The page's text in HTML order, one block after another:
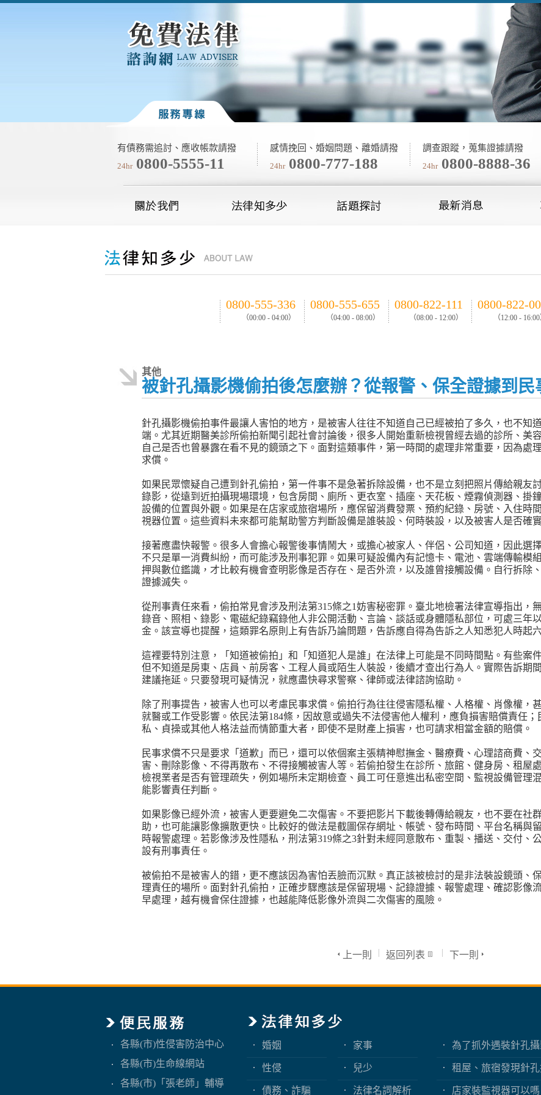
有債務需追討、應收帳款請撥
24hr 0800-5555-11
感情挽回、婚姻問題、離婚請撥
24hr 0800-777-188
調查跟蹤，蒐集證據請撥
24hr 0800-8888-36
0800-555-336
（00:00 - 04:00）
0800-555-655
（04:00 - 08:00）
0800-822-111
（08:00 - 12:00）
0800-822-
（12:00 - 16:00
其他
被針孔攝影機偷拍後怎麼辦？從報警、保全證據到民
針孔攝影機偷拍事件最讓人害怕的地方，是被害人往往不知道自己已經被拍了多久，也不知
端。尤其近期醫美診所偷拍新聞引起社會討論後，很多人開始重新檢視曾經去過的診所、美
自己是否也曾暴露在看不見的鏡頭之下。面對這類事件，第一時間的處理非常重要，因為處
求償。
如果民眾懷疑自己遭到針孔偷拍，第一件事不是急著拆除設備，也不是立刻把照片傳給親友
錄影，從遠到近拍攝現場環境，包含房間、廁所、更衣室、插座、天花板、煙霧偵測器、掛
設備的位置與外觀。如果是在店家或旅宿場所，應保留消費發票、預約紀錄、房號、入住時
視器位置。這些資料未來都可能幫助警方判斷設備是誰裝設、何時裝設，以及被害人是否確
接著應盡快報警。很多人會擔心報警後事情鬧大，或擔心被家人、伴侶、公司知道，因此選
不只是單一消費糾紛，而可能涉及刑事犯罪。如果可疑設備內有記憶卡、電池、雲端傳輸模
押與數位鑑識，才比較有機會查明影像是否存在、是否外流，以及誰曾接觸設備。自行拆除
證據滅失。
從刑事責任來看，偷拍常見會涉及刑法第315條之1妨害秘密罪。臺北地檢署法律宣導指出，
錄音、照相、錄影、電磁紀錄竊錄他人非公開活動、言論、談話或身體隱私部位，可處三年
金。該宣導也提醒，這類罪名原則上有告訴乃論問題，告訴應自得為告訴之人知悉犯人時起
這裡要特別注意，「知道被偷拍」和「知道犯人是誰」在法律上可能是不同時間點。有些案
但不知道是房東、店員、前房客、工程人員或陌生人裝設，後續才查出行為人。實際告訴期
建議拖延。只要發現可疑情況，就應盡快尋求警察、律師或法律諮詢協助。
除了刑事提告，被害人也可以考慮民事求償。偷拍行為往往侵害隱私權、人格權、肖像權，
就醫或工作受影響。依民法第184條，因故意或過失不法侵害他人權利，應負損害賠償責任
私、貞操或其他人格法益而情節重大者，即使不是財產上損害，也可請求相當金額的賠償。
民事求償不只是要求「道歉」而已，還可以依個案主張精神慰撫金、醫療費、心理諮商費、
害、刪除影像、不得再散布、不得接觸被害人等。若偷拍發生在診所、旅館、健身房、租屋
檢視業者是否有管理疏失，例如場所未定期檢查、員工可任意進出私密空間、監視設備管理
能影響責任判斷。
如果影像已經外流，被害人更要避免二次傷害。不要把影片下載後轉傳給親友，也不要在社
助，也可能讓影像擴散更快。比較好的做法是截圖保存網址、帳號、發布時間、平台名稱與
時報警處理。若影像涉及性隱私，刑法第319條之3針對未經同意散布、重製、播送、交付、
設有刑事責任。
被偷拍不是被害人的錯，更不應該因為害怕丟臉而沉默。真正該被檢討的是非法裝設鏡頭、
理責任的場所。面對針孔偷拍，正確步驟應該是保留現場、記錄證據、報警處理、確認影像
早處理，越有機會保住證據，也越能降低影像外流與二次傷害的風險。
上一則 返回列表 下一則
各縣(市)性侵害防治中心
各縣(市)生命線網站
各縣(市)「張老師」輔導
婚姻 家事
性侵 兒少
債務、詐騙 法律名詞解析
為了抓外遇裝針孔
租屋、旅宿發現針
店家裝監視器可以